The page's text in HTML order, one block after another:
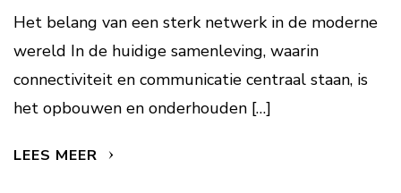
Het belang van een sterk netwerk in de moderne
wereld In de huidige samenleving, waarin
connectiviteit en communicatie centraal staan, is
het opbouwen en onderhouden […]
LEES MEER